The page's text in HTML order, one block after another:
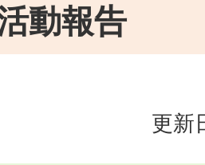
動報告
更新